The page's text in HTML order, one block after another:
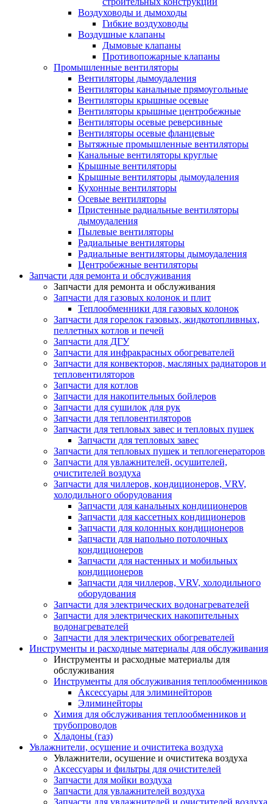
Воздуховоды и дымоходы
Гибкие воздуховоды
Воздушные клапаны
Дымовые клапаны
Противопожарные клапаны
Промышленные вентиляторы
Вентиляторы дымоудаления
Вентиляторы канальные прямоугольные
Вентиляторы крышные осевые
Вентиляторы крышные центробежные
Вентиляторы осевые реверсивные
Вентиляторы осевые фланцевые
Вытяжные промышленные вентиляторы
Канальные вентиляторы круглые
Крышные вентиляторы
Крышные вентиляторы дымоудаления
Кухонные вентиляторы
Осевые вентиляторы
Пристенные радиальные вентиляторы
дымоудаления
Пылевые вентиляторы
Радиальные вентиляторы
Радиальные вентиляторы дымоудаления
Центробежные вентиляторы
Запчасти для ремонта и обслуживания
Запчасти для ремонта и обслуживания
Запчасти для газовых колонок и плит
Теплообменники для газовых колонок
Запчасти для горелок газовых, жидкотопливных,
пеллетных котлов и печей
Запчасти для ДГУ
Запчасти для инфракрасных обогревателей
Запчасти для конвекторов, масляных радиаторов и
тепловентиляторов
Запчасти для котлов
Запчасти для накопительных бойлеров
Запчасти для сушилок для рук
Запчасти для тепловентиляторов
Запчасти для тепловых завес и тепловых пушек
Запчасти для тепловых завес
Запчасти для тепловых пушек и теплогенераторов
Запчасти для увлажнителей, осушителей,
очистителей воздуха
Запчасти для чиллеров, кондиционеров, VRV,
холодильного оборудования
Запчасти для канальных кондиционеров
Запчасти для кассетных кондиционеров
Запчасти для колонных кондиционеров
Запчасти для напольно потолочных
кондиционеров
Запчасти для настенных и мобильных
кондиционеров
Запчасти для чиллеров, VRV, холодильного
оборудования
Запчасти для электрических водонагревателей
Запчасти для электрических накопительных
водонагревателей
Запчасти для электрических обогревателей
Инструменты и расходные материалы для обслуживания
Инструменты и расходные материалы для
обслуживания
Инструменты для обслуживания теплообменников
Аксессуары для элиминейторов
Элиминейторы
Химия для обслуживания теплообменников и
трубопроводов
Хладоны (газ)
Увлажнители, осушение и очиститека воздуха
Увлажнители, осушение и очиститека воздуха
Аксессуары и фильтры для очистителей
Запчасти для мойки воздуха
Запчасти для увлажнителей воздуха
Запчасти для увлажнителей и очистителей воздуха